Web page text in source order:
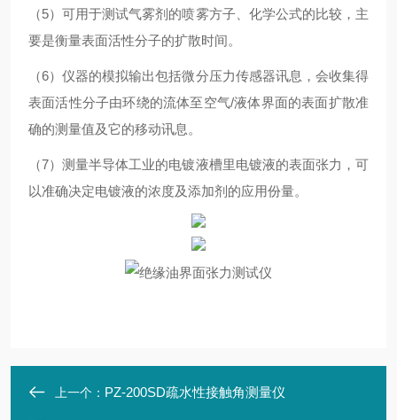
（5）可用于测试气雾剂的喷雾方子、化学公式的比较，主
要是衡量表面活性分子的扩散时间。
（6）仪器的模拟输出包括微分压力传感器讯息，会收集得
表面活性分子由环绕的流体至空气/液体界面的表面扩散准
确的测量值及它的移动讯息。
（7）测量半导体工业的电镀液槽里电镀液的表面张力，可
以准确决定电镀液的浓度及添加剂的应用份量。
上一个： PZ-200SD疏水性接触角测量仪